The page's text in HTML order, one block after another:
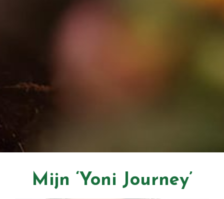
Mijn ‘Yoni Journey’